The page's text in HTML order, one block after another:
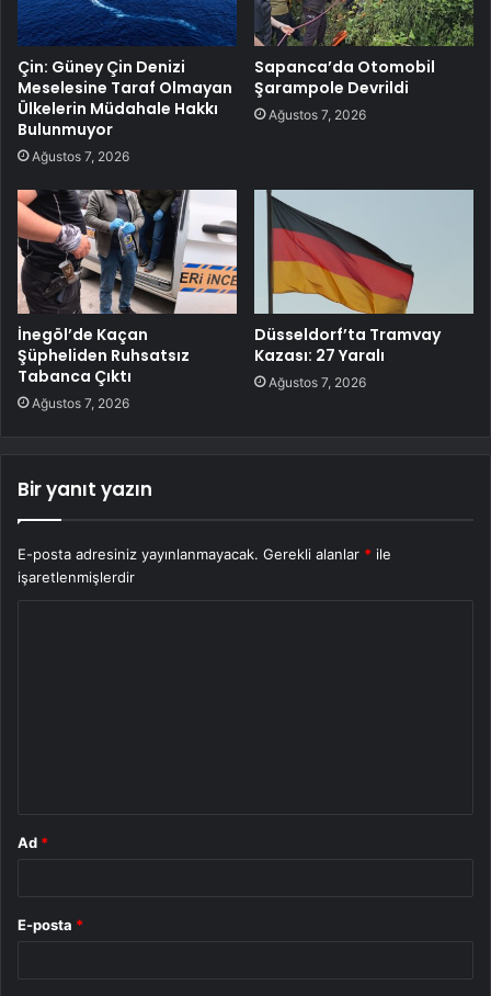
Çin: Güney Çin Denizi
Meselesine Taraf Olmayan
Ülkelerin Müdahale Hakkı
Bulunmuyor
Ağustos 7, 2026
Sapanca’da Otomobil
Şarampole Devrildi
Ağustos 7, 2026
İnegöl’de Kaçan
Şüpheliden Ruhsatsız
Tabanca Çıktı
Ağustos 7, 2026
Düsseldorf’ta Tramvay
Kazası: 27 Yaralı
Ağustos 7, 2026
Bir yanıt yazın
E-posta adresiniz yayınlanmayacak. Gerekli alanlar * ile
işaretlenmişlerdir
Ad *
E-posta *